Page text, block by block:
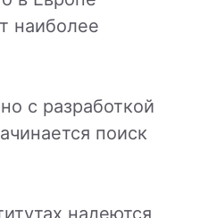
наиболее
с разработкой
поиск
надеются